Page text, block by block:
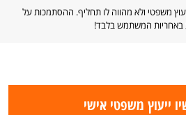
משפטי ולא מהווה לו תחליף. ההסתמכות על
באחריות המשתמש בלבד!
ייעוץ משפטי אישי